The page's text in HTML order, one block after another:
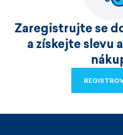
Zaregistrujte se
a získejte slevu